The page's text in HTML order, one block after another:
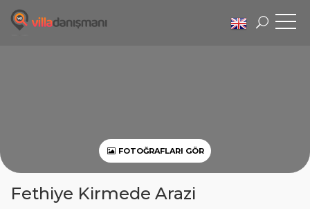
FOTOĞRAFLARI GÖR
Fethiye Kirmede Arazi